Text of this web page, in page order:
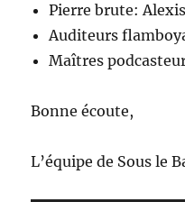
Pierre brute:
Auditeurs
Maîtres
Bonne écoute,
L’équipe de Sous le